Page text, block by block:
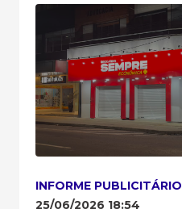
INFORME PUBLICITÁRIO
25/06/2026 18:54